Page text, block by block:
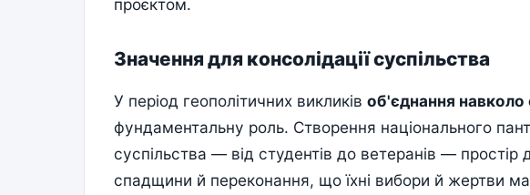
проєктом.
Значення для консолідації суспільства
У період геополітичних викликів об'єднання навколо
фундаментальну роль. Створення національного
суспільства — від студентів до ветеранів — простір
спадщини й переконання, що їхні вибори й жертви